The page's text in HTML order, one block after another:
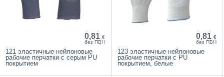
0,81 €
без ПВН
121 эластичные нейлоновые
рабочие перчатки с серым PU
покрытием
0,81 €
без ПВН
123 эластичные нейлоновые
рабочие перчатки с PU
покрытием, белые